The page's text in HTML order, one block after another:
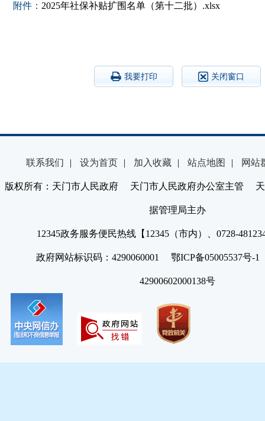
附件： 2025年社保补贴扩围名单（第十二批）.xlsx
我要打印 关闭窗口
联系我们 | 设为首页 | 加入收藏 | 站点地图 | 网站
版权所有：天门市人民政府 天门市人民政府办公室主管 天
据管理局主办
12345政务服务便民热线【12345（市内）、0728-
政府网站标识码：4290060001 鄂ICP备05005537号
42900602000138号